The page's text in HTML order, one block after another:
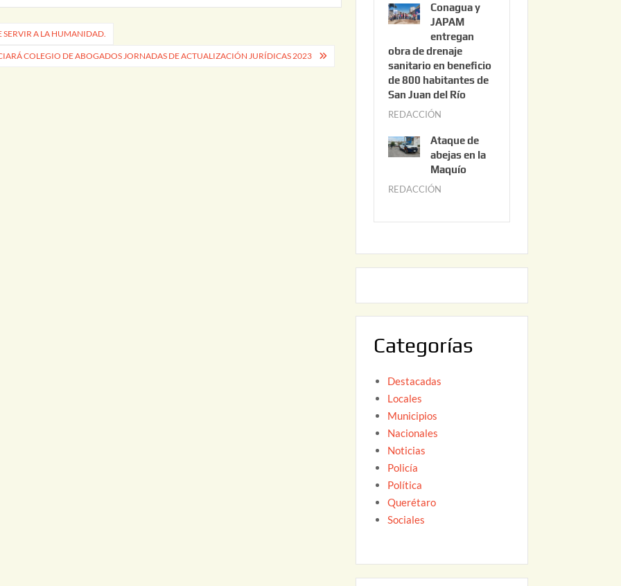
SERVIR A LA HUMANIDAD.
COLEGIO DE ABOGADOS JORNADAS DE ACTUALIZACIÓN JURÍDICAS 2023
0
2
6
n
i
o
3
0
0
2
6
Conagua y
JAPAM
entregan
obra de drenaje
sanitario en beneficio
de 800 habitantes de
San Juan del Río
REDACCIÓN
n
i
0
2
Ataque de
abejas en la
Maquío
REDACCIÓN
y
2
Categorías
Destacadas
Locales
Municipios
Nacionales
Noticias
Policía
Política
Querétaro
Sociales